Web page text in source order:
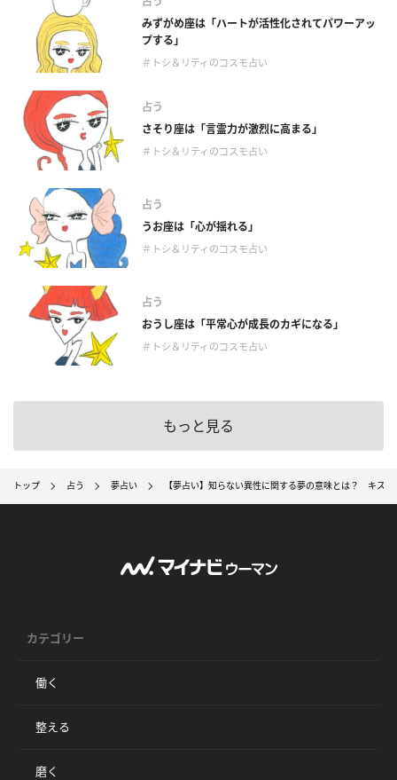
みずがめ座は「ハートが活性化されてパワーアッ
プする」
＃トシ＆リティのコスモ占い
占う
さそり座は「言霊力が激烈に高まる」
＃トシ＆リティのコスモ占い
占う
うお座は「心が揺れる」
＃トシ＆リティのコスモ占い
占う
おうし座は「平常心が成長のカギになる」
＃トシ＆リティのコスモ占い
もっと見る
トップ 占う 夢占い 【夢占い】知らない異性に関する夢の意味とは？ キス
カテゴリー
働く
整える
磨く